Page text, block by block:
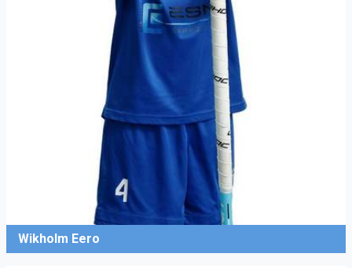
Wikholm Eero